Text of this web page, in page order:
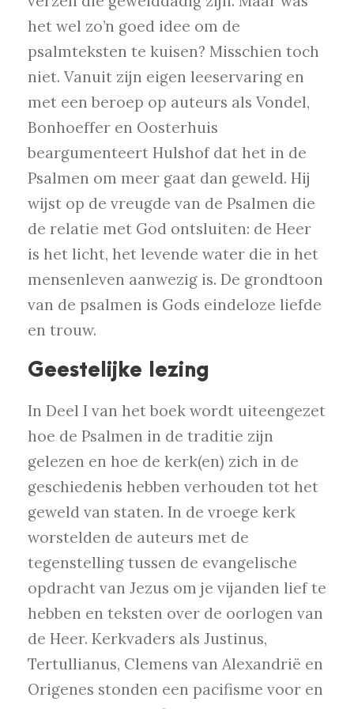
het wel zo’n goed idee om de
psalmteksten te kuisen? Misschien toch
niet. Vanuit zijn eigen leeservaring en
met een beroep op auteurs als Vondel,
Bonhoeffer en Oosterhuis
beargumenteert Hulshof dat het in de
Psalmen om meer gaat dan geweld. Hij
wijst op de vreugde van de Psalmen die
de relatie met God ontsluiten: de Heer
is het licht, het levende water die in het
mensenleven aanwezig is. De grondtoon
van de psalmen is Gods eindeloze liefde
en trouw.
Geestelijke lezing
In Deel I van het boek wordt uiteengezet
hoe de Psalmen in de traditie zijn
gelezen en hoe de kerk(en) zich in de
geschiedenis hebben verhouden tot het
geweld van staten. In de vroege kerk
worstelden de auteurs met de
tegenstelling tussen de evangelische
opdracht van Jezus om je vijanden lief te
hebben en teksten over de oorlogen van
de Heer. Kerkvaders als Justinus,
Tertullianus, Clemens van Alexandrië en
Origenes stonden een pacifisme voor en